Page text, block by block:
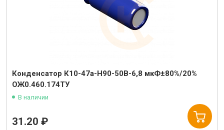
Конденсатор К10-47а-Н90-50В-6,8 мкФ±80%/20%
ОЖ0.460.174ТУ
В наличии
31.20 ₽